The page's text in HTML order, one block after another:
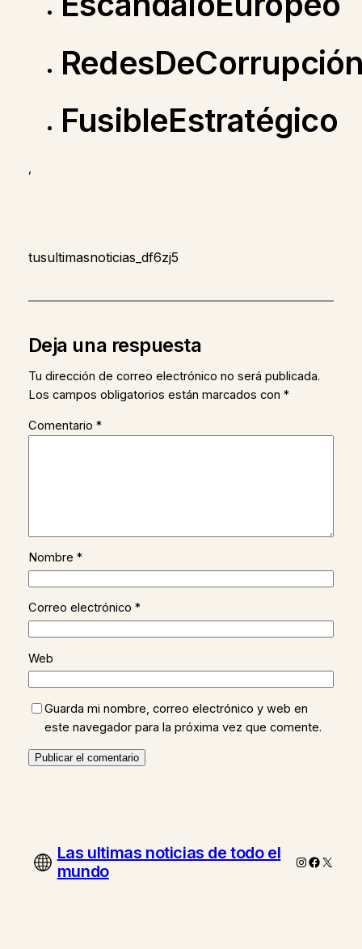
FusibleEstratégico
,
tusultimasnoticias_df6zj5
Deja una respuesta
Tu dirección de correo electrónico no será publicada.
Los campos obligatorios están marcados con *
Comentario *
Nombre *
Correo electrónico *
Web
Guarda mi nombre, correo electrónico y web en
este navegador para la próxima vez que comente.
Las ultimas noticias de todo el
mundo
Instagram
X